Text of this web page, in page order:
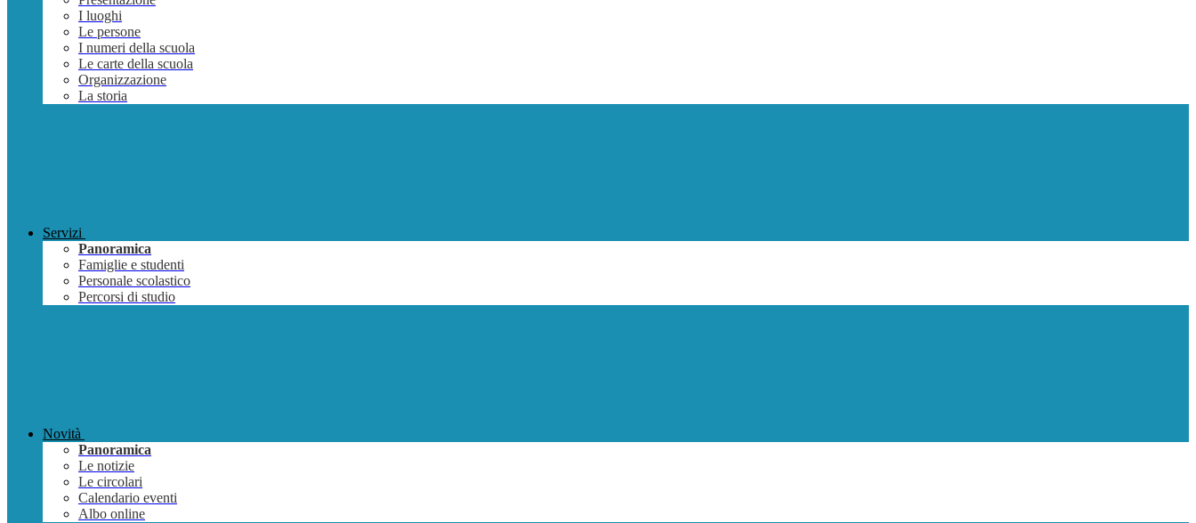
I luoghi
Le persone
I numeri della scuola
Le carte della scuola
Organizzazione
La storia
Servizi
Panoramica
Famiglie e studenti
Personale scolastico
Percorsi di studio
Novità
Panoramica
Le notizie
Le circolari
Calendario eventi
Albo online